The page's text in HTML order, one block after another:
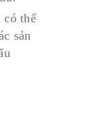
có thể
sản